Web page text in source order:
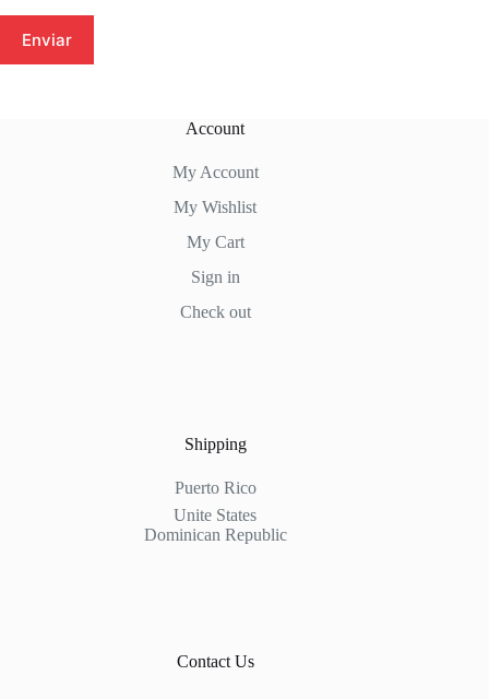
Enviar
Account
My Account
My Wishlist
My Cart
Sign in
Check out
Shipping
Puerto Rico
Unite States
Dominican Republic
Contact Us